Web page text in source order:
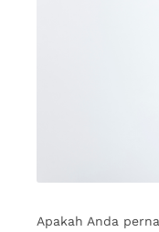
Apakah Anda